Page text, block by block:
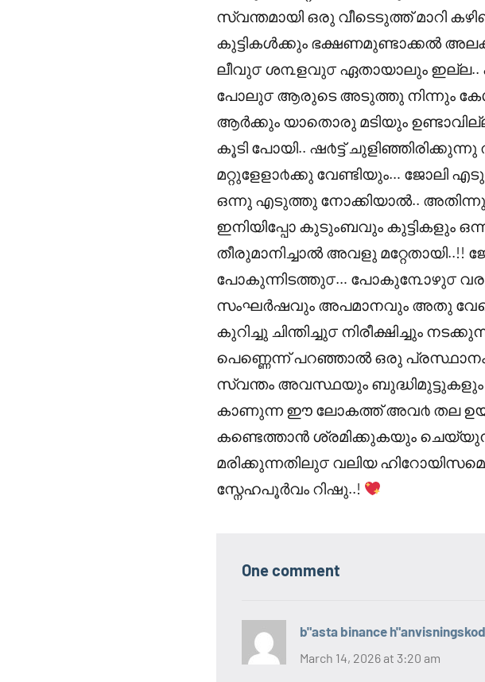
സ്വന്തമായി ഒരു വീടെടുത്ത് മാറി
കുട്ടികൾക്കും ഭക്ഷണമുണ്ടാക്കൽ
ലീവു൦ ശ൩ളവു൦ ഏതായാലും ഇല്ല..
പോലു൦ ആരുടെ അടുത്തു നിന്നും
ആർക്കും യാതൊരു മടിയും
കൂടി പോയി.. ഷ൪ട്ട്
മറ്റുളേളാ൪ക്കു വേണ്ടിയും…
ഒന്നു എടുത്തു നോക്കിയാൽ.. അതിന്നു
ഇനിയിപ്പോ കുടുംബവും കുട്ടികളും
തീരുമാനിച്ചാൽ അവളു മറ്റേതായി..!!
പോകുന്നിടത്തു൦… പോകു൩ോഴു൦
സംഘർഷവും അപമാനവും അതു
കുറിച്ചു ചിന്തിച്ചു൦ നിരീക്ഷിച്ചും
പെണ്ണെന്ന് പറഞ്ഞാൽ ഒരു
സ്വന്തം അവസ്ഥയും
കാണുന്ന ഈ ലോകത്ത് അവ൪ തല
കണ്ടെത്താൻ ശ്രമിക്കുകയും
മരിക്കുന്നതിലു൦ വലിയ
സ്നേഹപൂർവം റിഷു..!
One comment
b"asta binance h"anvisningskod
March 14, 2026 at 3:20 am